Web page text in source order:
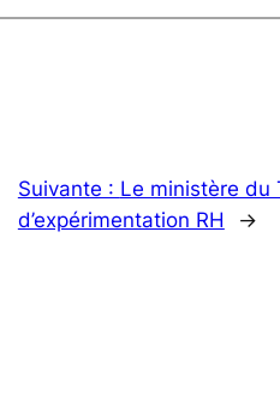
Suivante : Le ministère du
d’expérimentation RH
→